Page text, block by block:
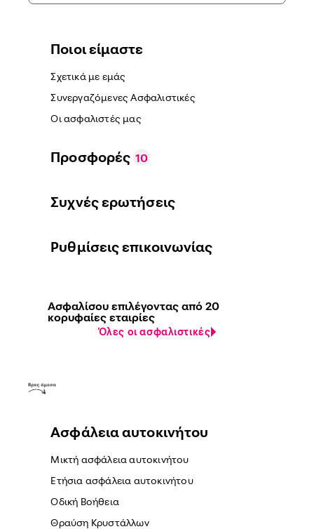
Ποιοι είμαστε
Σχετικά με εμάς
Συνεργαζόμενες Ασφαλιστικές
Οι ασφαλιστές μας
Προσφορές 10
Συχνές ερωτήσεις
Ρυθμίσεις επικοινωνίας
Ασφαλίσου επιλέγοντας από 20
κορυφαίες εταιρίες
Όλες οι ασφαλιστικές
Ασφάλεια αυτοκινήτου
Μικτή ασφάλεια αυτοκινήτου
Ετήσια ασφάλεια αυτοκινήτου
Οδική Βοήθεια
Θραύση Κρυστάλλων